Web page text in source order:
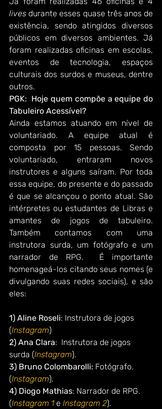
lives durante esses quase três anos de
existência, sendo atingidos diversos
públicos em diversos ambientes. Já
foram realizadas oficinas em escolas,
eventos de tecnologia, espaços
culturais dos surdos e museus, dentre
outros.
PGK:  Hoje quem compõe a equipe do
Tabuleiro Acessível?
Ainda estamos atuando em nível de
voluntariado. A equipe atual é
composta por 15 pessoas. Sendo
voluntariado, entraram novos
instrutores e alguns saíram. Por toda
essa equipe, do presente e do passado
é que se alcançou o ponto atual. São
intérpretes ou estudantes de Libras e
amantes de jogos de tabuleiro.
Também contamos com uma
instrutora surda, um fotógrafo e um
narrador de RPG.  É importante
homenageá-los citando seus nomes (e
divulgando suas redes sociais), e são
eles:
1) Aline Roseli: Instrutora de jogos
(Instagram)
2) Ana Clara:  Instrutora de jogos
surda (Instagram).
3) Bruno Colombarolli: Fotógrafo.
(Instagram).
4) Diogo Mathias: Narrador de RPG.
(Instagram 1 e Instagram 2).